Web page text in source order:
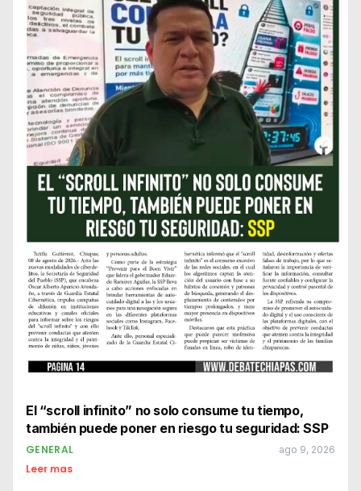
El “scroll infinito” no solo consume tu tiempo,
también puede poner en riesgo tu seguridad: SSP
GENERAL ago 9, 2026
Leer mas